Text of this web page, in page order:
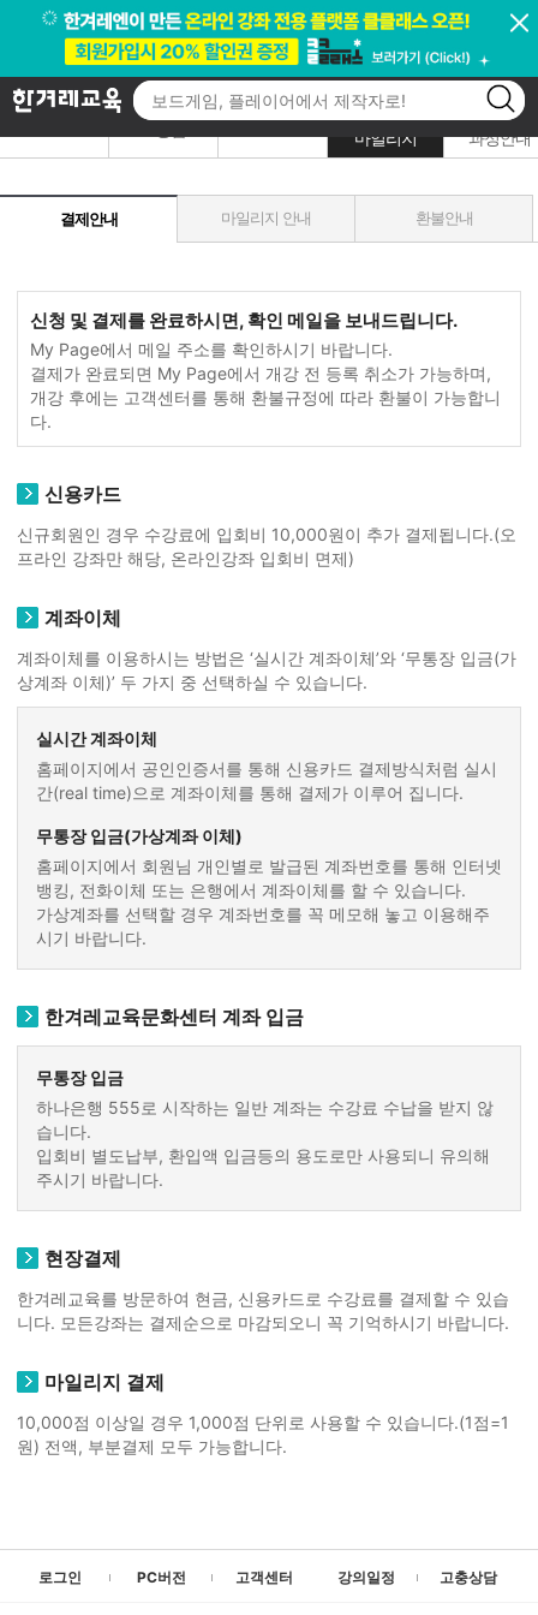
<<<<<<< payment_info.jsp ======= >>>>>>> 1.4
고객센터
/
결제/환불
마일리지
국비지원
과정안내
결제안내 마일리지 안내 환불안내
신청 및 결제를 완료하시면, 확인 메일을 보내드립니다.
My Page에서 메일 주소를 확인하시기 바랍니다.
결제가 완료되면 My Page에서 개강 전 등록 취소가 가능하며,
개강 후에는 고객센터를 통해 환불규정에 따라 환불이 가능합니
다.
신용카드
신규회원인 경우 수강료에 입회비 10,000원이 추가 결제됩니다.(오
프라인 강좌만 해당, 온라인강좌 입회비 면제)
계좌이체
계좌이체를 이용하시는 방법은 ‘실시간 계좌이체’와 ‘무통장 입금(가
상계좌 이체)’ 두 가지 중 선택하실 수 있습니다.
실시간 계좌이체
홈페이지에서 공인인증서를 통해 신용카드 결제방식처럼 실시
간(real time)으로 계좌이체를 통해 결제가 이루어 집니다.
무통장 입금(가상계좌 이체)
홈페이지에서 회원님 개인별로 발급된 계좌번호를 통해 인터넷
뱅킹, 전화이체 또는 은행에서 계좌이체를 할 수 있습니다.
가상계좌를 선택할 경우 계좌번호를 꼭 메모해 놓고 이용해주
시기 바랍니다.
한겨레교육문화센터 계좌 입금
무통장 입금
하나은행 555로 시작하는 일반 계좌는 수강료 수납을 받지 않
습니다.
입회비 별도납부, 환입액 입금등의 용도로만 사용되니 유의해
주시기 바랍니다.
현장결제
한겨레교육를 방문하여 현금, 신용카드로 수강료를 결제할 수 있습
니다. 모든강좌는 결제순으로 마감되오니 꼭 기억하시기 바랍니다.
마일리지 결제
10,000점 이상일 경우 1,000점 단위로 사용할 수 있습니다.(1점=1
원) 전액, 부분결제 모두 가능합니다.
로그인 PC버전 고객센터 강의일정 고충상담